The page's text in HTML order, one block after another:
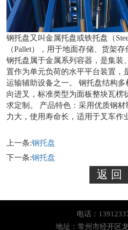
钢托盘又叫金属托盘或铁托盘（
（Pallet），用于地面存储、货架
钢托盘属于金属系列容器，是集装
置作为单元负荷的水平平台装置，
运输辅助设备之一。 钢托盘结构
向进叉，标准类型为面板整块瓦楞
求定制。 产品特色：采用优质钢
力大，使用寿命长，适用于叉车作
上一条:钢托盘
下一条:钢托盘
电话：
地址：常州市经开区